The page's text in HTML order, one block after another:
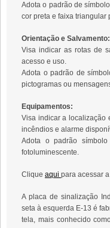
Adota o padrão de
cor preta e faixa triangular
Orientação e Salvamento:
Visa indicar as rotas de
acesso e uso.
Adota o padrão de
pictogramas ou
Equipamentos:
Visa indicar a localização
incêndios e alarme
Adota o padrão símbolo
fotoluminescente.
Clique aqui para acessar
A placa de sinalização
seta à esquerda E-13 é
tela, mais conhecido